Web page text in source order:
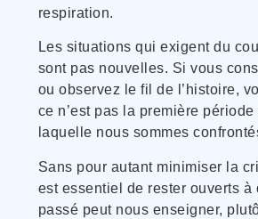
respiration.
Les situations qui exigent du
sont pas nouvelles. Si vous
ou observez le fil de l’histoire,
ce n’est pas la première
laquelle nous sommes
Sans pour autant minimiser la
est essentiel de rester ouverts à
passé peut nous enseigner,